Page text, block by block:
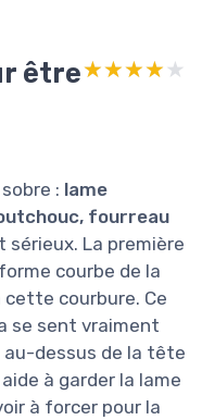
être★★★★★
★★★★★
: lame
fourreau
sérieux. La première
courbe de la
courbure. Ce
se sent vraiment
dessus de la tête
à garder la lame
à forcer pour la